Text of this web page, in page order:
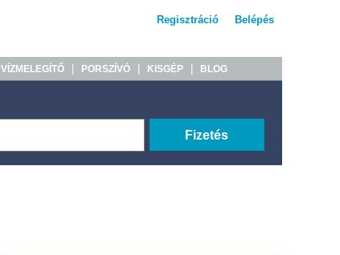
Regisztráció Belépés
VÍZMELEGÍTŐ PORSZÍVÓ KISGÉP BLOG
Fizetés